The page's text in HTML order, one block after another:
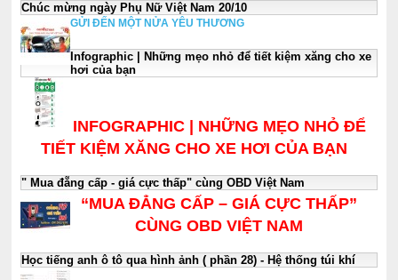
Chúc mừng ngày Phụ Nữ Việt Nam 20/10
GỬI ĐẾN MỘT NỬA YÊU THƯƠNG
Infographic | Những mẹo nhỏ để tiết kiệm xăng cho xe
hơi của bạn
INFOGRAPHIC | NHỮNG MẸO NHỎ ĐỂ
TIẾT KIỆM XĂNG CHO XE HƠI CỦA BẠN
" Mua đẵng cấp - giá cực thấp" cùng OBD Việt Nam
“MUA ĐẲNG CẤP – GIÁ CỰC THẤP”
CÙNG OBD VIỆT NAM
Học tiếng anh ô tô qua hình ảnh ( phần 28) - Hệ thống túi khí